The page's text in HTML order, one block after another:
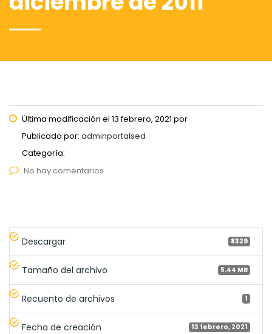
Última modificación el 13 febrero, 2021 por
Publicado por: adminportalsed
Categoría:
No hay comentarios
Descargar 8329
Tamaño del archivo 5.44 MB
Recuento de archivos 1
Fecha de creación 13 febrero, 2021